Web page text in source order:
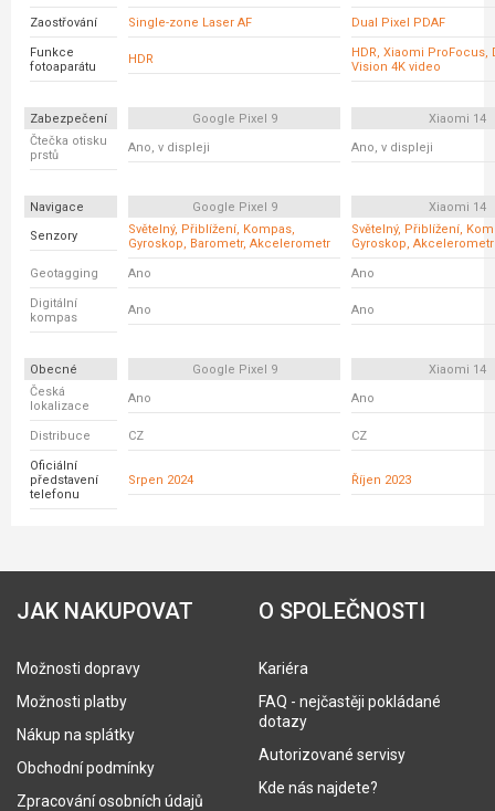
Zaostřování Single-zone Laser AF Dual Pixel PDAF
Funkce
fotoaparátu
HDR
HDR, Xiaomi ProFocus,
Vision 4K video
Zabezpečení Google Pixel 9
Xiaomi 14
Čtečka otisku
prstů
Ano, v displeji Ano, v displeji
Navigace Google Pixel 9
Xiaomi 14
Senzory
Světelný, Přiblížení, Kompas,
Gyroskop, Barometr, Akcelerometr
Světelný, Přiblížení,
Gyroskop, Akcelerometr
Geotagging Ano Ano
Digitální
kompas
Ano Ano
Obecné Google Pixel 9
Xiaomi 14
Česká
lokalizace
Ano Ano
Distribuce CZ CZ
Oficiální
představení
telefonu
Srpen 2024 Říjen 2023
JAK NAKUPOVAT
Možnosti dopravy
Možnosti platby
Nákup na splátky
Obchodní podmínky
Zpracování osobních údajů
O SPOLEČNOSTI
Kariéra
FAQ - nejčastěji pokládané
dotazy
Autorizované servisy
Kde nás najdete?